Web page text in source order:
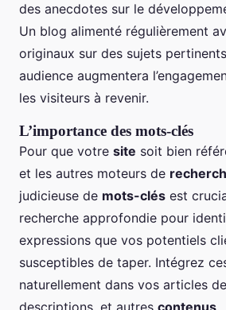
des anecdotes sur le
Un blog alimenté régulièrement
originaux sur des sujets
audience augmentera
les visiteurs à revenir.
L’importance des mots-clés
Pour que votre site soit bien
et les autres moteurs de
judicieuse de mots-clés est
recherche approfondie pour
expressions que vos potentiels
susceptibles de taper. Intégrez
naturellement dans vos articles